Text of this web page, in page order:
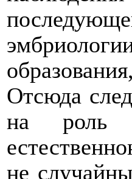
Отсюда
на роль
не